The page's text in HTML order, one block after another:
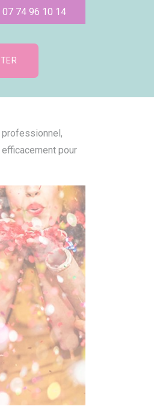
07 74 96 10 14
professionnel,
pour